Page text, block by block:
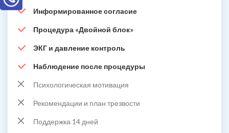
Информированное согласие
Процедура «Двойной блок»
ЭКГ и давление контроль
Наблюдение после процедуры
Психологическая мотивация
Рекомендации и план трезвости
Поддержка 14 дней